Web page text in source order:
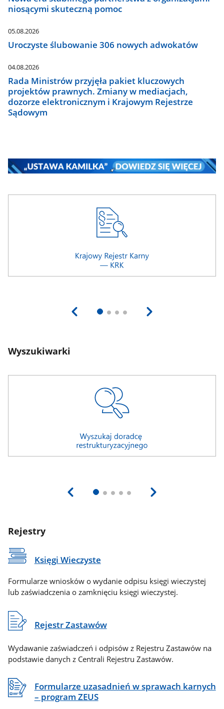
niosącymi skuteczną pomoc
05.08.2026
Uroczyste ślubowanie 306 nowych adwokatów
04.08.2026
Rada Ministrów przyjęła pakiet kluczowych
projektów prawnych. Zmiany w mediacjach,
dozorze elektronicznym i Krajowym Rejestrze
Sądowym
Wyszukiwarki
Rejestry
Księgi Wieczyste
Formularze wniosków o wydanie odpisu księgi wieczystej
lub zaświadczenia o zamknięciu księgi wieczystej.
Rejestr Zastawów
Wydawanie zaświadczeń i odpisów z Rejestru Zastawów na
podstawie danych z Centrali Rejestru Zastawów.
Formularze uzasadnień w sprawach karnych
– program ZEUS